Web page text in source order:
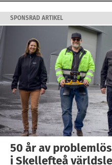
SPONSRAD ARTIKEL
50 år av
i Skellefteå